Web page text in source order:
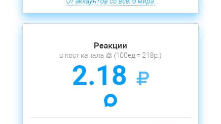
Реакции
в пост канала 💩 (100ед.= 218р.)
2.18